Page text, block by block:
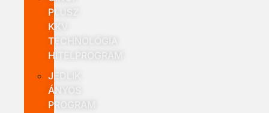
PLUSZ
KKV
TECHNOLÓGIA
HITELPROGRAM
JEDLIK
ÁNYOS
PROGRAM